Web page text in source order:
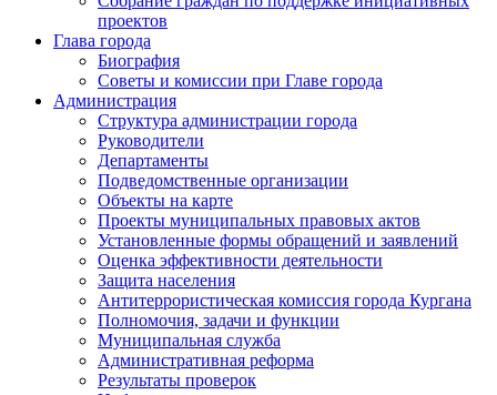
проектов
Глава города
Биография
Советы и комиссии при Главе города
Администрация
Структура администрации города
Руководители
Департаменты
Подведомственные организации
Объекты на карте
Проекты муниципальных правовых актов
Установленные формы обращений и заявлений
Оценка эффективности деятельности
Защита населения
Антитеррористическая комиссия города Кургана
Полномочия, задачи и функции
Муниципальная служба
Административная реформа
Результаты проверок